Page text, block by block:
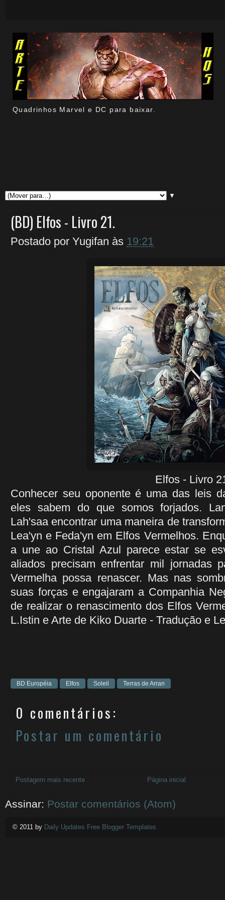
Quadrinhos Marvel e DC para baixar.
▼
(BD) Elfos - Livro 21.
Postado por Yugifan às 19:21
Elfos - Livro 21 -
Conhecer seu oponente é uma das leis
eles sabem do que somos forjados.
Lah'saa encontrar uma maneira de
Lea'yn e Feda'yn em Elfos Vermelhos.
a une ao Cristal Azul parece estar se
aliados precisam enfrentar mil jornadas
Vermelha possa renascer. Mas nas
suas forças e engajaram a Companhia
de realizar o renascimento dos Elfos
L.Istin e Arte de Kiko Duarte - Tradução e
BD Européia Elfos Soleil Terras de Arran
0 comentários:
Postar um comentário
Postagem mais recente Página inicial
Assinar: Postar comentários (Atom)
© 2011 by Daily Updates Free Blogger Templates